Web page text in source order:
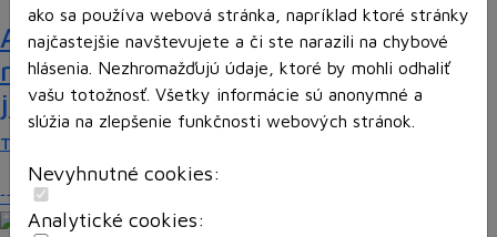
ako sa používa webová stránka, napríklad ktoré stránky
najčastejšie navštevujete a či ste narazili na chybové
hlásenia. Nezhromažďujú údaje, ktoré by mohli odhaliť
vašu totožnosť. Všetky informácie sú anonymné a
slúžia na zlepšenie funkčnosti webových stránok.
Nevyhnutné cookies:
Analytické cookies:
Ako ovplyvnil komunistický režim
rodinné vzťahy? To zistíte v hre „Kto
je Helena?“.
Teta Helena je v rodine jedno veľké tabu a len…